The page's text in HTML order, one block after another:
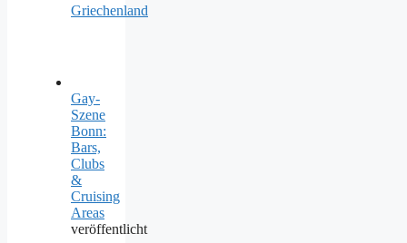
Griechenland
Gay-
Szene
Bonn:
Bars,
Clubs
&
Cruising
Areas
veröffentlicht